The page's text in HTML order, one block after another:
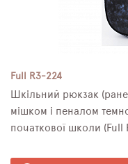
Full R3-224
Шкільний рюкзак
мішком і пеналом
початкової школи (Full